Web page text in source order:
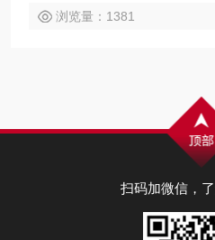
浏览量：1381
扫码加微信，